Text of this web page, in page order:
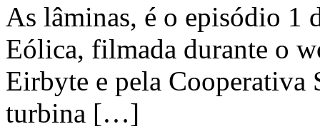
As lâminas, é o episódio 1
Eólica, filmada durante o
Eirbyte e pela
turbina […]